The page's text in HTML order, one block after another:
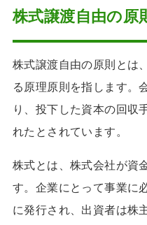
株式譲渡自由の原
株式譲渡自由の原則とは
る原理原則を指します。
り、投下した資本の回収
れたとされています。
株式とは、株式会社が資
す。企業にとって事業に
に発行され、出資者は株